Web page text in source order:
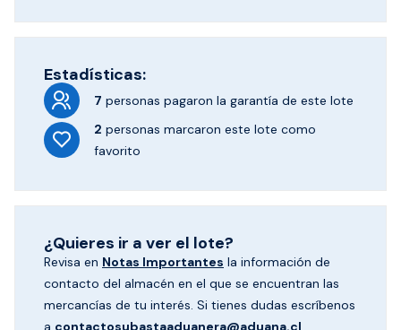
Estadísticas:
7 personas pagaron la garantía de este lote
2 personas marcaron este lote como
favorito
¿Quieres ir a ver el lote?
Revisa en Notas Importantes la información de
contacto del almacén en el que se encuentran las
mercancías de tu interés. Si tienes dudas escríbenos
a contactosubastaaduanera@aduana.cl